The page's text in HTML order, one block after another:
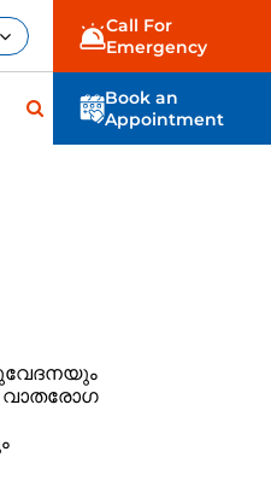
Call For
Emergency
Book an
Appointment
വാതരോഗ